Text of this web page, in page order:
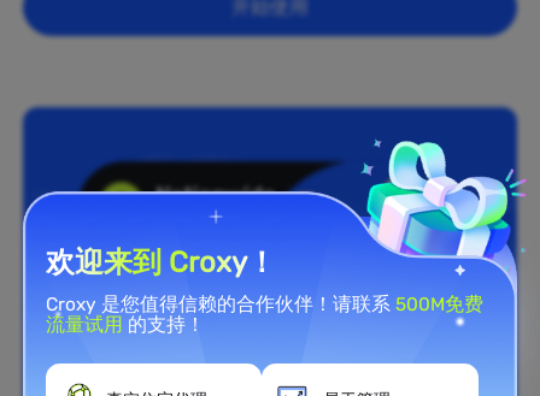
开始使用
欢迎来到 Croxy！
Croxy 是您值得信赖的合作伙伴！请联系500M免费
流量试用 的支持！